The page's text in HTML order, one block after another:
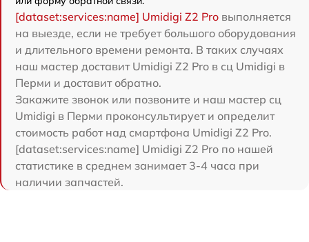
[dataset:services:name] Umidigi Z2 Pro выполняется
на выезде, если не требует большого оборудования
и длительного времени ремонта. В таких случаях
наш мастер доставит Umidigi Z2 Pro в сц Umidigi в
Перми и доставит обратно.
Закажите звонок или позвоните и наш мастер сц
Umidigi в Перми проконсультирует и определит
стоимость работ над смартфона Umidigi Z2 Pro.
[dataset:services:name] Umidigi Z2 Pro по нашей
статистике в среднем занимает 3-4 часа при
наличии запчастей.